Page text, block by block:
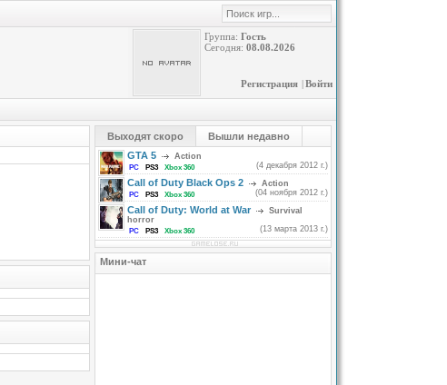
Группа: Гость
Сегодня: 08.08.2026
Войти
|
Регистрация
Выходят скоро
Вышли недавно
GTA 5
Action
(4 декабря 2012 г.)
PC PS3 Xbox 360
Call of Duty Black Ops 2
Action
(04 ноября 2012 г.)
PC PS3 Xbox 360
Call of Duty: World at War
Survival
horror
(13 марта 2013 г.)
PC PS3 Xbox 360
Мини-чат